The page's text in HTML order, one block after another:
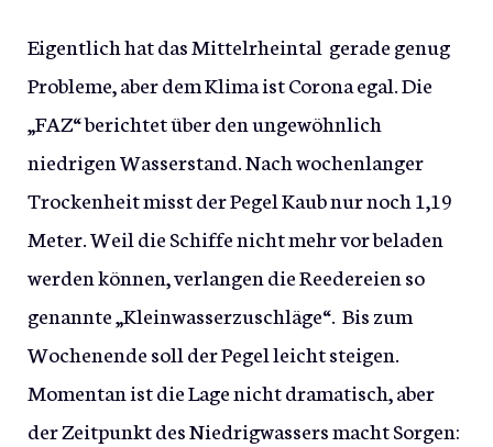
Eigentlich hat das Mittelrheintal gerade genug
Probleme, aber dem Klima ist Corona egal. Die
„FAZ“ berichtet über den ungewöhnlich
niedrigen Wasserstand. Nach wochenlanger
Trockenheit misst der Pegel Kaub nur noch 1,19
Meter. Weil die Schiffe nicht mehr vor beladen
werden können, verlangen die Reedereien so
genannte „Kleinwasserzuschläge“. Bis zum
Wochenende soll der Pegel leicht steigen.
Momentan ist die Lage nicht dramatisch, aber
der Zeitpunkt des Niedrigwassers macht Sorgen: